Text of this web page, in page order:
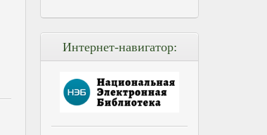
Интернет-навигатор: